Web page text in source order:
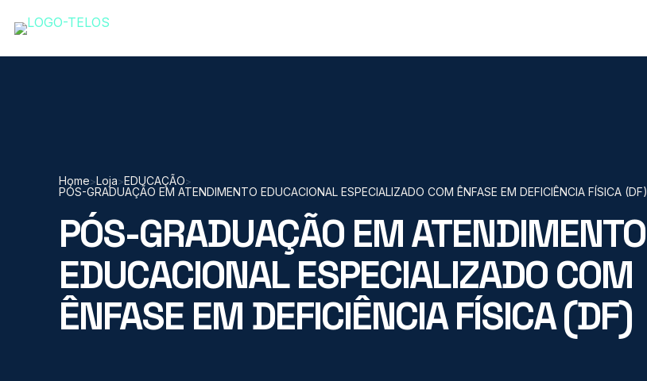
Home>Loja>EDUCAÇÃO>
PÓS-GRADUAÇÃO EM ATENDIMENTO EDUCACIONAL ESPECIALIZADO COM ÊNFASE EM DEFICIÊNCIA FÍSICA (DF)
PÓS-GRADUAÇÃO EM ATENDIMENTO
EDUCACIONAL ESPECIALIZADO COM
ÊNFASE EM DEFICIÊNCIA FÍSICA (DF)